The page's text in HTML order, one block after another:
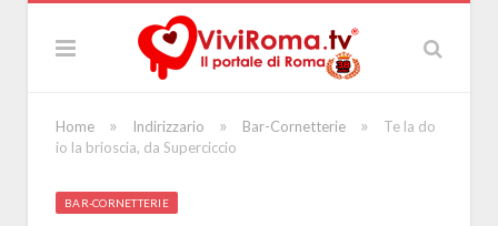
Home » Indirizzario » Bar-Cornetterie »
Te la do
io la brioscia, da Superciccio
BAR-CORNETTERIE